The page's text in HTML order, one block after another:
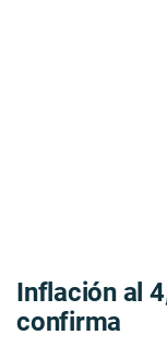
Inflación al
confirma